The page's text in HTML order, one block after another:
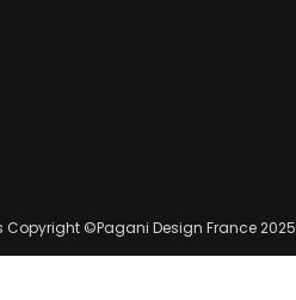
Copyright ©Pagani Design France 2025